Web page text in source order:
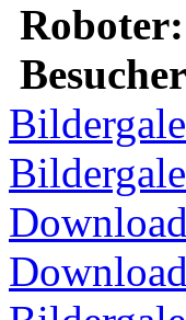
Roboter: